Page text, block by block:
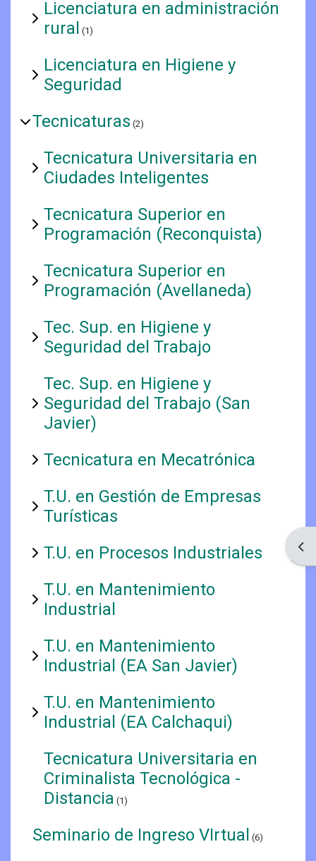
Licenciatura en administración
rural
(1)
Licenciatura en Higiene y
Seguridad
Tecnicaturas (2)
Tecnicatura Universitaria en
Ciudades Inteligentes
Tecnicatura Superior en
Programación (Reconquista)
Tecnicatura Superior en
Programación (Avellaneda)
Tec. Sup. en Higiene y
Seguridad del Trabajo
Tec. Sup. en Higiene y
Seguridad del Trabajo (San
Javier)
Tecnicatura en Mecatrónica
T.U. en Gestión de Empresas
Turísticas
T.U. en Procesos Industriales
T.U. en Mantenimiento
Industrial
T.U. en Mantenimiento
Industrial (EA San Javier)
T.U. en Mantenimiento
Industrial (EA Calchaqui)
Tecnicatura Universitaria en
Criminalista Tecnológica -
Distancia (1)
Seminario de Ingreso VIrtual (6)